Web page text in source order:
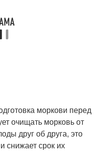
моркови перед
очищать морковь от
друг об друга, это
снижает срок их